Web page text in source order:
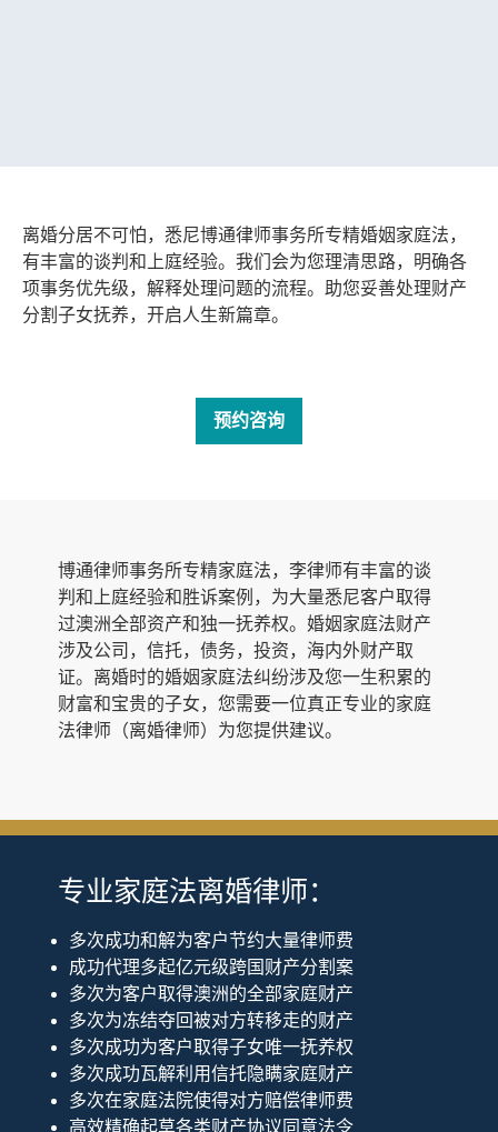
离婚分居不可怕，悉尼博通律师事务所专精婚姻家庭法，
有丰富的谈判和上庭经验。我们会为您理清思路，明确各
项事务优先级，解释处理问题的流程。助您妥善处理财产
分割子女抚养，开启人生新篇章。
预约咨询
博通律师事务所专精家庭法，李律师有丰富的谈
判和上庭经验和胜诉案例，为大量悉尼客户取得
过澳洲全部资产和独一抚养权。婚姻家庭法财产
涉及公司，信托，债务，投资，海内外财产取
证。离婚时的婚姻家庭法纠纷涉及您一生积累的
财富和宝贵的子女，您需要一位真正专业的家庭
法律师（离婚律师）为您提供建议。
专业家庭法离婚律师：
多次成功和解为客户节约大量律师费
成功代理多起亿元级跨国财产分割案
多次为客户取得澳洲的全部家庭财产
多次为冻结夺回被对方转移走的财产
多次成功为客户取得子女唯一抚养权
多次成功瓦解利用信托隐瞒家庭财产
多次在家庭法院使得对方赔偿律师费
高效精确起草各类财产协议同意法令